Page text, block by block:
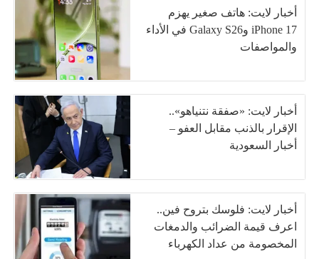
أخبار لايت: هاتف صغير يهزم
iPhone 17 وGalaxy S26 في الأداء
والمواصفات
أخبار لايت: «صفقة نتنياهو»..
الإقرار بالذنب مقابل العفو –
أخبار السعودية
أخبار لايت: فلوسك بتروح فين..
اعرف قيمة الضرائب والدمغات
المخصومة من عداد الكهرباء